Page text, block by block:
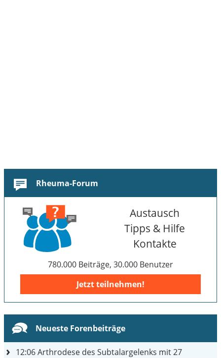
Rheuma-Forum
Austausch
Tipps & Hilfe
Kontakte
780.000 Beiträge, 30.000 Benutzer
Jetzt teilnehmen!
Neueste Forenbeiträge
12:06Arthrodese des Subtalargelenks mit 27